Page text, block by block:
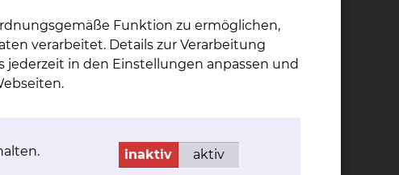
Funktion zu ermöglichen,
verarbeitet. Details zur Verarbeitung
jederzeit in den Einstellungen anpassen und
inaktiv aktiv